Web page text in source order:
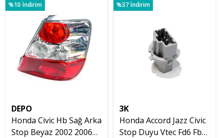
%10 İndirim
DEPO
Honda Civic Hb Sağ Arka
Stop Beyaz 2002 2006
%37 İndirim
3K
Honda Accord Jazz Civic
Stop Duyu Vtec Fd6 Fb7